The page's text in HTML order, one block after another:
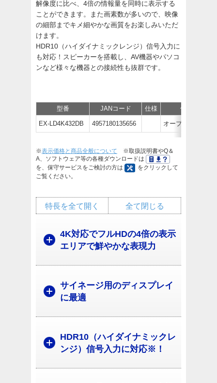
解像度に比べ、4倍の情報量を同時に表示する
ことができます。また画素数が多いので、映像
の細部までキメ細やかな画質をお楽しみいただ
けます。
HDR10（ハイダイナミックレンジ）信号入力に
も対応！スピーカーを搭載し、AV機器やパソコ
ンなど様々な機器との接続性も抜群です。
型番 JANコード 仕様 価格
EX-LD4K432DB 4957180135656 オープン価格
※表示価格と商品全般について ※取扱説明書やQ＆
A、ソフトウェア等の各種ダウンロードは
を、保守サービスをご検討の方は
をクリックして
ご覧ください。
全て閉じる
特長を全て開く
4K対応でフルHDの4倍の表示
エリアで鮮やかな表現力
サイネージ用のディスプレイ
に最適
HDR10（ハイダイナミックレ
ンジ）信号入力に対応※！